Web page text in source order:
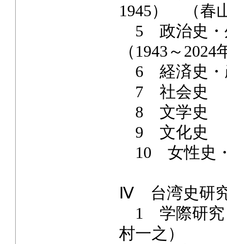
1945） （春
5 政治史・
（1943～
6 経済史・
7 社会史 （
8 文学史
9 文化史
10 女性史
Ⅳ 台湾史研
1 学際研究
村一之）